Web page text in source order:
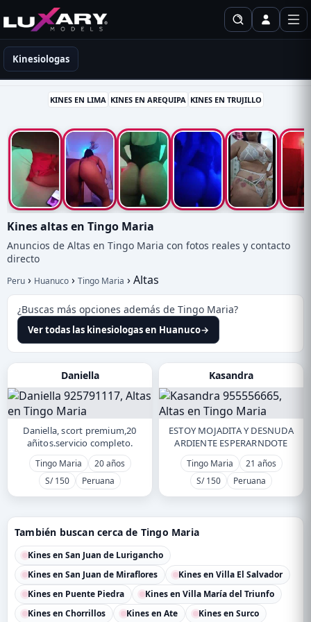
Kinesiólogas en Perú
Kinesiologas
KINES EN LIMA KINES EN AREQUIPA KINES EN TRUJILLO
Kines altas en Tingo Maria
Anuncios de Altas en Tingo Maria con fotos reales y contacto
directo
Peru › Huanuco › Tingo Maria ›Altas
¿Buscas más opciones además de Tingo Maria?
Ver todas las kinesiologas en Huanuco→
Daniella
Daniella, scort premium,20
añitos.servicio completo.
Tingo Maria
20 años
S/ 150
Peruana
Kasandra
ESTOY MOJADITA Y DESNUDA
ARDIENTE ESPERARNDOTE
Tingo Maria
21 años
S/ 150
Peruana
También buscan cerca de Tingo Maria
Kines en San Juan de Lurigancho
Kines en San Juan de Miraflores
Kines en Villa El Salvador
Kines en Puente Piedra
Kines en Villa María del Triunfo
Kines en Chorrillos
Kines en Ate Kines en Surco